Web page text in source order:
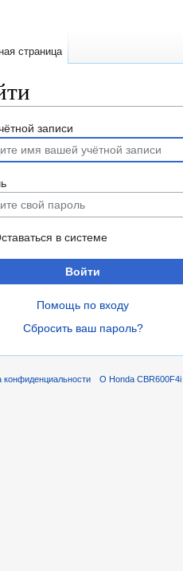
записи
в системе
Войти
Помощь по входу
Сбросить ваш пароль?
страница
конфиденциальности О Honda CBR600F4i